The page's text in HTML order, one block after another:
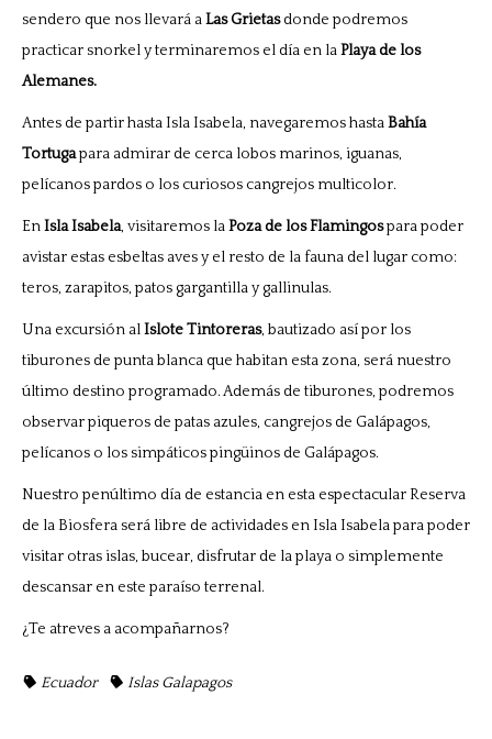
sendero que nos llevará aLas Grietasdonde podremos
practicar snorkel y terminaremos el día en laPlaya de los
Alemanes.
Antes de partir hasta Isla Isabela, navegaremos hastaBahía
Tortugapara admirar de cerca lobos marinos, iguanas,
pelícanos pardos o los curiosos cangrejos multicolor.
EnIsla Isabela, visitaremos laPoza de los Flamingospara poder
avistar estas esbeltas aves y el resto de la fauna del lugar como:
teros, zarapitos, patos gargantilla y gallinulas.
Una excursión alIslote Tintoreras, bautizado así por los
tiburones de punta blanca que habitan esta zona, será nuestro
último destino programado. Además de tiburones, podremos
observar piqueros de patas azules, cangrejos de Galápagos,
pelícanos o los simpáticos pingüinos de Galápagos.
Nuestro penúltimo día de estancia en esta espectacular Reserva
de la Biosfera será libre de actividades en Isla Isabela para poder
visitar otras islas, bucear, disfrutar de la playa o simplemente
descansar en este paraíso terrenal.
¿Te atreves a acompañarnos?
Ecuador Islas Galapagos